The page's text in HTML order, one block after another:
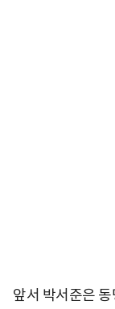
앞서 박서준은